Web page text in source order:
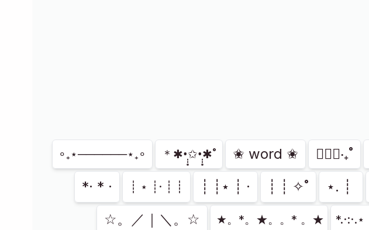
∘₊⋆──────⋆₊∘ ＊✱•̩̩͙✩•̩̩͙✱˚ ✬ word ✬ ✱ੈ✩‧₊˚
*· * · ┊ ⋆ ┊· ┊ ┊ ┊ ┊⋆ ┊ · ┊ ┊ ✧˚ ⋆. ┊ ⁭
☆。／｜＼。☆
★。*。★。。* 。★